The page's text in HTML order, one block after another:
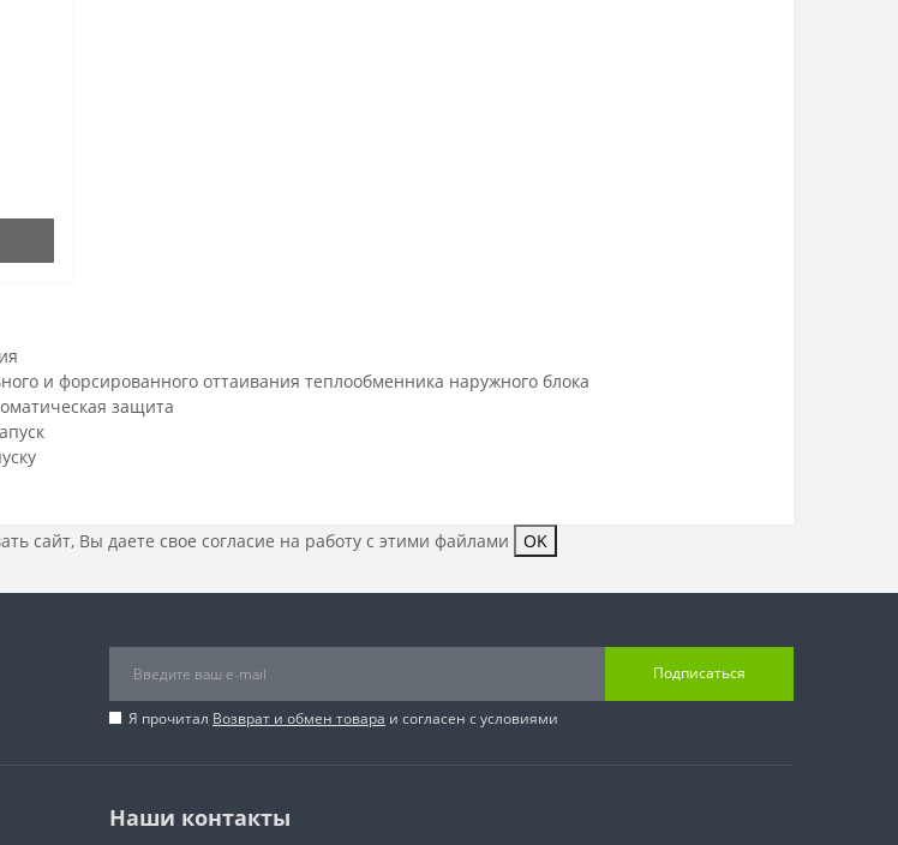
и форсированного оттаивания теплообменника наружного блока
защита
сайт, Вы даете свое согласие на работу с этими файлами OK
Подписаться
Я прочитал Возврат и обмен товара и согласен с условиями
Наши контакты